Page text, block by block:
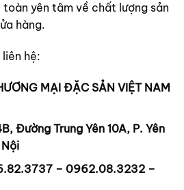
toàn yên tâm về chất lượng sản
hàng.
hệ:
MẠI ĐẶC SẢN VIỆT NAM
Đường Trung Yên 10A, P. Yên
– 0962.08.3232 –